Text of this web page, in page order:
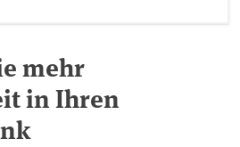
mehr
in Ihren